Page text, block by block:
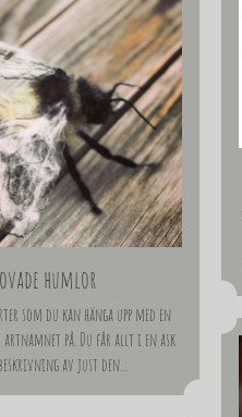
humlor
som du kan hänga upp med en
artnamnet på. Du får allt i en ask
av just den…